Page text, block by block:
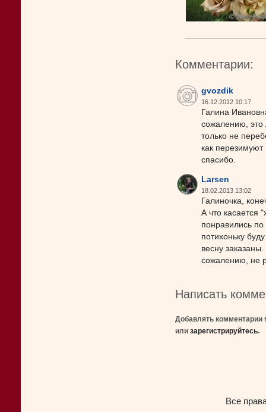
Комментарии:
gvozdik
16.12.2012 10:17
Галина
сожалению,
только не
как
спасибо.
Larsen
18.02.2013 13:02
Галиночка,
А что касается
понравились
потихоньку
весну
сожалению, не
Написать
Добавлять комментарии
или зарегистрируйтесь.
Все